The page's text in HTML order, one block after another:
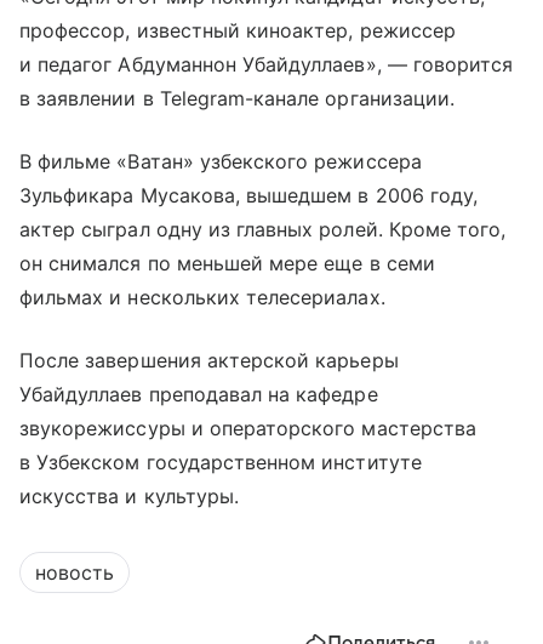
профессор, известный киноактер, режиссер
и педагог Абдуманнон Убайдуллаев», — говорится
в заявлении в Telegram-канале организации.
В фильме «Ватан» узбекского режиссера
Зульфикара Мусакова, вышедшем в 2006 году,
актер сыграл одну из главных ролей. Кроме того,
он снимался по меньшей мере еще в семи
фильмах и нескольких телесериалах.
После завершения актерской карьеры
Убайдуллаев преподавал на кафедре
звукорежиссуры и операторского мастерства
в Узбекском государственном институте
искусства и культуры.
новость